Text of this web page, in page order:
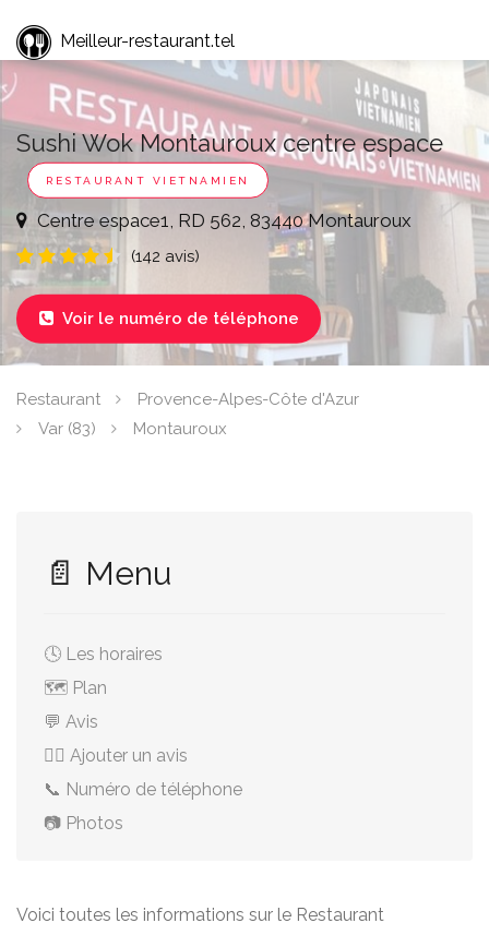
Meilleur-restaurant.tel
Sushi Wok Montauroux centre espace
RESTAURANT VIETNAMIEN
Centre espace1, RD 562, 83440 Montauroux
(142 avis)
 Voir le numéro de téléphone
Restaurant
Provence-Alpes-Côte d'Azur
Var (83)
Montauroux
📄 Menu
🕓 Les horaires
🗺️ Plan
💬 Avis
✍🏻 Ajouter un avis
📞 Numéro de téléphone
📷 Photos
Voici toutes les informations sur le Restaurant